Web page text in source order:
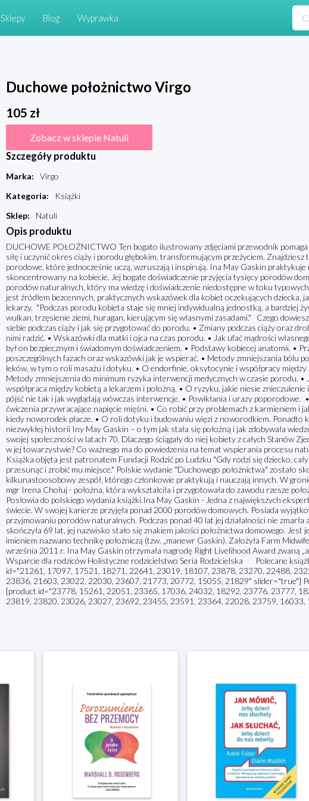
Sklepy Blog Wyprawka
Duchowe położnictwo Virgo
105 zł
Zobacz w sklepie Natuli
Szczegóły produktu
Marka:
Virgo
Kategoria:
Książki
Sklep: Natuli
Opis produktu
DUCHOWE POŁOŻNICTWO Ten bogato ilustrowany zdjęciami przewodnik
siłę i uczynić okres ciąży i porodu głębokim, transformującym przeżyciem.
porodowe, które jednocześnie uczą, wzruszają i inspirują. Ina May Gaskin praktykuje
skoncentrowany na kobiecie. Jej bogate doświadczenie przyjęcia tysięcy porodów
porodów naturalnych, który ma wiedzę i doświadczenie niedostępne w toku
jest źródłem bezcennych, praktycznych wskazówek dla kobiet oczekujących dziecka,
lekarzy. "Podczas porodu kobieta staje się mniej indywidualną jednostką, a bardziej
wulkan, trzęsienie ziemi, huragan, kierującym się własnymi zasadami." Czego
siebie podczas ciąży i jak się przygotować do porodu. • Zmiany podczas ciąży oraz
nimi radzić. • Wskazówki dla matki i ojca na czas porodu. • Jak ufać mądrości
był on bezpiecznym i świadomym doświadczeniem. • Podstawy kobiecej anatomii. •
poszczególnych fazach oraz wskazówki jak je wspierać. • Metody zmniejszania bólu
leków, w tym o roli masażu i dotyku. • O endorfinie, oksytocynie i współpracy
Metody zmniejszenia do minimum ryzyka interwencji medycznych w czasie porodu. •
współpraca między kobietą a lekarzem i położną. • O ryzyku, jakie niesie znieczulenie
pójść nie tak i jak wyglądają wówczas interwencje. • Powikłania i urazy poporodowe.
ćwiczenia przywracające napięcie mięśni. • Co robić przy problemach z karmieniem i
kiedy noworodek płacze. • O roli dotyku i budowaniu więzi z noworodkiem. Ponadto
niezwykłej historii Iny May Gaskin – o tym jak stała się położną i jak zdobywała
swojej społeczności w latach 70. Dlaczego ściągały do niej kobiety z całych Stanów
w jej towarzystwie? Co ważnego ma do powiedzenia na temat wspierania procesu
Książka objęta jest patronatem Fundacji Rodzić po Ludzku "Gdy rodzi się dziecko,
przesunąć i zrobić mu miejsce." Polskie wydanie "Duchowego położnictwa" zostało
kilkunastoosobowy zespół, którego członkowie praktykują i nauczają innych. W
mgr Irena Chołuj - położna, która wykształciła i przygotowała do zawodu rzesze
Posłowia do polskiego wydania książki.Ina May Gaskin - Jedna z największych
świecie. W swojej karierze przyjęła ponad 2000 porodów domowych. Posiada
przyjmowaniu porodów naturalnych. Podczas ponad 40 lat jej działalności nie zmarła
skończyła 69 lat, jej nazwisko stało się znakiem jakości położnictwa domowego.
imieniem nazwano technikę położniczą (tzw. „manewr Gaskin). Założyła Farm
września 2011 r. Ina May Gaskin otrzymała nagrodę Right Livelihood Award zwaną
Wsparcie dla rodziców Holistyczne rodzicielstwo Seria Rodzicielska Polecane
id="21261, 17097, 17521, 18271, 22641, 23019, 18107, 23878, 23270, 22488,
23836, 21603, 23022, 22030, 23607, 21773, 20772, 15055, 21829" slider="true"]
[product id="23778, 15261, 22051, 23365, 17036, 24032, 18292, 23776, 23777,
23819, 23820, 23026, 23027, 23692, 23455, 23591, 23364, 22028, 23759,